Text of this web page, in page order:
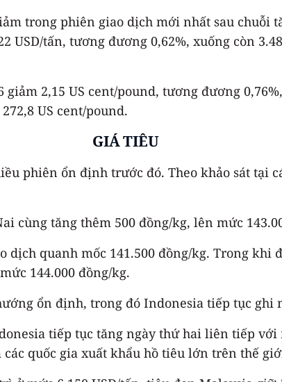
trong phiên giao dịch mới nhất sau chuỗi
USD/tấn, tương đương 0,62%, xuống còn
2,15 US cent/pound, tương đương
US cent/pound.
GIÁ TIÊU
phiên ổn định trước đó. Theo khảo sát tại
cùng tăng thêm 500 đồng/kg, lên mức
quanh mốc 141.500 đồng/kg. Trong khi
144.000 đồng/kg.
ổn định, trong đó Indonesia tiếp tục ghi
tiếp tục tăng ngày thứ hai liên tiếp
quốc gia xuất khẩu hồ tiêu lớn trên thế